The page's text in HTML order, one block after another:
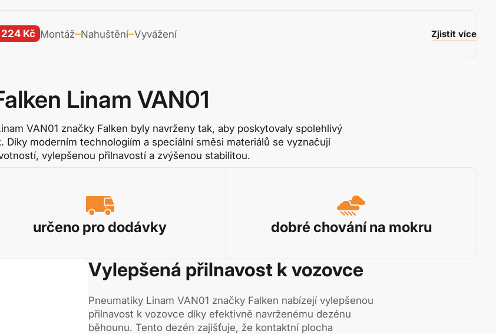
224 Kč Montáž Nahuštění Vyvážení Zjistit více
Linam VAN01
VAN01 značky Falken byly navrženy tak, aby poskytovaly spolehlivý
Díky moderním technologiím a speciální směsi materiálů se vyznačují
vylepšenou přilnavostí a zvýšenou stabilitou.
určeno pro dodávky dobré chování na mokru
Vylepšená přilnavost k vozovce
Pneumatiky Linam VAN01 značky Falken nabízejí vylepšenou
přilnavost k vozovce díky efektivně navrženému dezénu
běhounu. Tento dezén zajišťuje, že kontaktní plocha